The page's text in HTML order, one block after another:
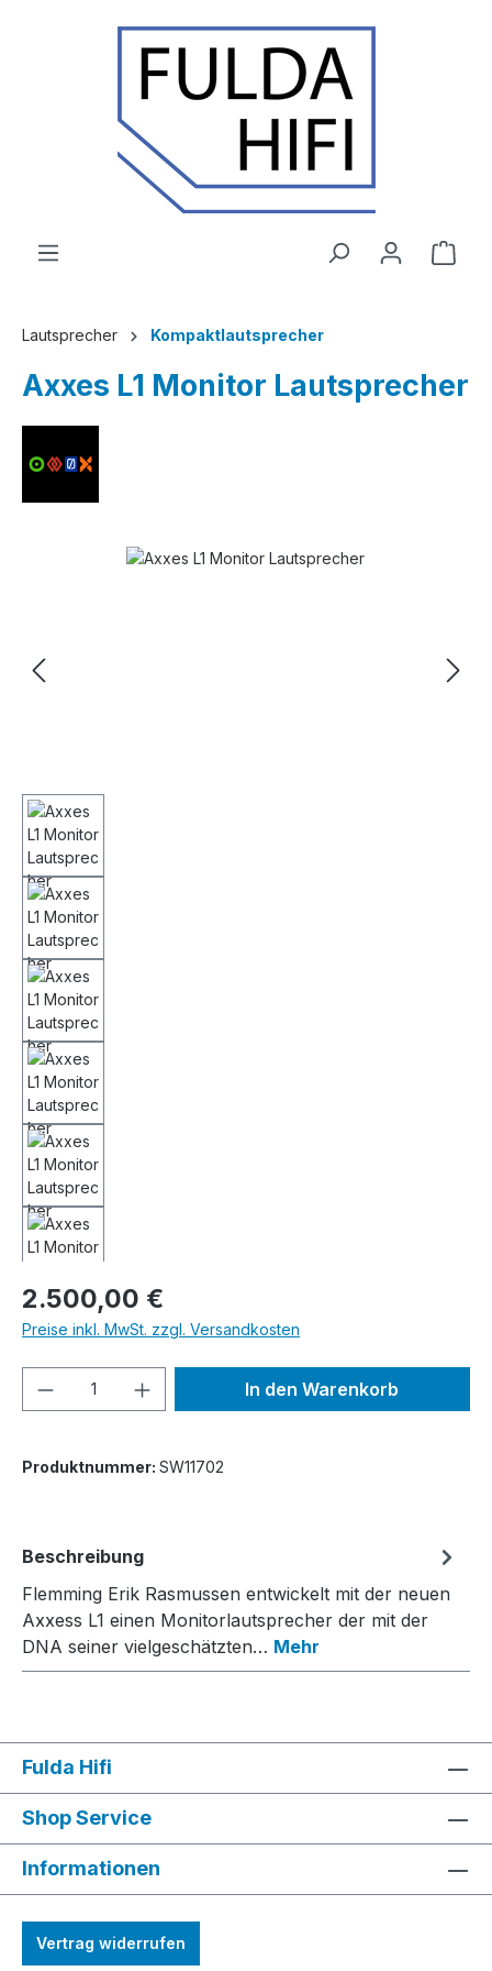
Zum Hauptinhalt springen
Lautsprecher Kompaktlautsprecher
Axxes L1 Monitor Lautsprecher
Bildergalerie überspringen
Regulärer Preis:
2.500,00 €
Preise inkl. MwSt. zzgl. Versandkosten
Produkt Anzahl: Gib denIn den Warenkorb
Produktnummer: SW11702
Beschreibung
Flemming Erik Rasmussen entwickelt mit der neuen
Axxess L1 einen Monitorlautsprecher der mit der
DNA seiner vielgeschätzten… Mehr
Fulda Hifi
Shop Service
Informationen
Vertrag widerrufen